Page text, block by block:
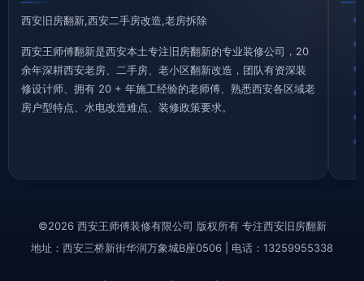
西安旧房翻新,西安二手房改造,老房拆除
西安王师傅翻新是西安本土专注旧房翻新的专业装修公司，20
余年深耕西安老房、二手房、老小区翻新改造，团队有资深装
修设计师、拥有 20 + 年施工经验的老师傅、熟悉西安各区域老
房户型特点、水电改造难点、装修政策要求。
©2026 西安王师傅装修有限公司 版权所有 专注西安旧房翻新
地址：西安三桥新街华润万象城B座0506 | 电话：13259955338